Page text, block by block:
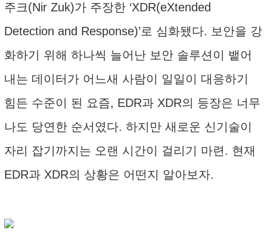
주크(Nir Zuk)가 주장한 ‘XDR(eXtended
Detection and Response)’로 심화됐다. 보안을 강
화하기 위해 하나씩 늘어난 보안 솔루션이 뱉어
내는 데이터가 어느새 사람이 일일이 대응하기
힘든 수준이 된 요즘, EDR과 XDR의 등장은 너무
나도 당연한 순서였다. 하지만 새로운 신기술이
자리 잡기까지는 오랜 시간이 걸리기 마련. 현재
EDR과 XDR의 상황은 어떤지 알아보자.